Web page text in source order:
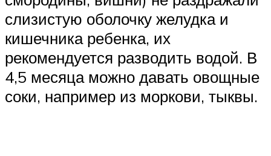
слизистую оболочку желудка и
кишечника ребенка, их
рекомендуется разводить водой. В
4,5 месяца можно давать овощные
соки, например из моркови, тыквы.